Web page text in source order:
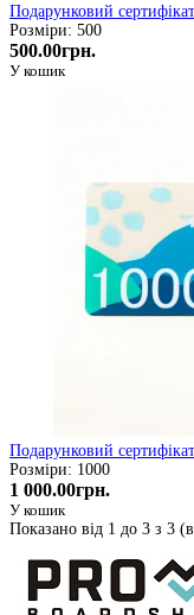
Подарунковий
Розміри: 500
500.00грн.
У кошик
Подарунковий
Розміри: 1000
1 000.00грн.
У кошик
Показано від 1 до 3 з 3